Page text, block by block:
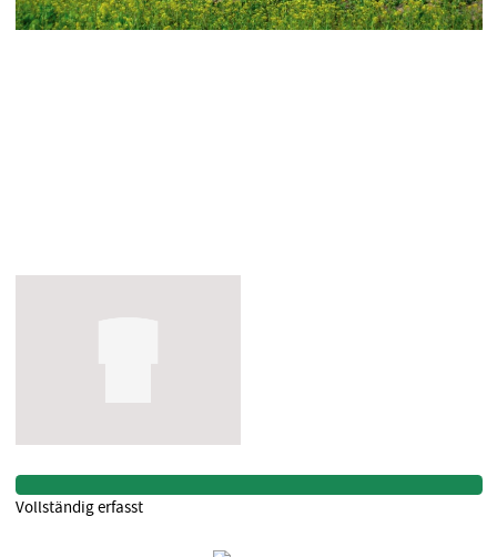
Vollständig erfasst